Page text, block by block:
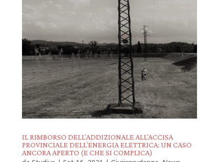
IL RIMBORSO DELL’ADDIZIONALE ALL’ACCISA
PROVINCIALE DELL’ENERGIA ELETTRICA: UN CASO
ANCORA APERTO (E CHE SI COMPLICA)